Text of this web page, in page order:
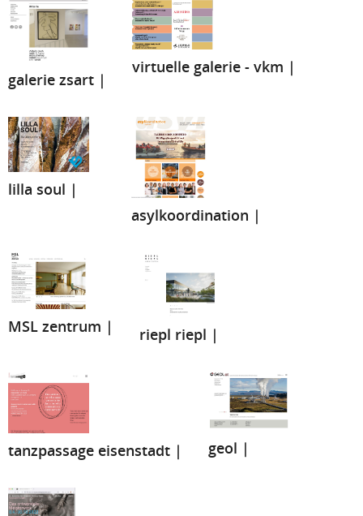
galerie zsart |
virtuelle galerie - vkm |
lilla soul |
asylkoordination |
MSL zentrum | riepl riepl |
tanzpassage eisenstadt | geol |